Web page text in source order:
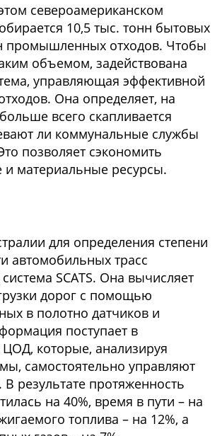
североамериканском
10,5 тыс. тонн бытовых
промышленных отходов. Чтобы
объемом, задействована
управляющая эффективной
Она определяет, на
всего скапливается
ли коммунальные службы
позволяет сэкономить
и материальные ресурсы.
для определения степени
автомобильных трасс
SCATS. Она вычисляет
дорог с помощью
в полотно датчиков и
поступает в
которые, анализируя
самостоятельно управляют
результате протяженность
на 40%, время в пути – на
топлива – на 12%, а